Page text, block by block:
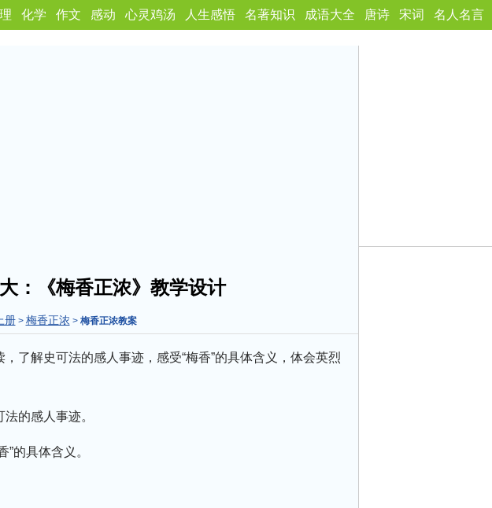
化学 作文 感动 心灵鸡汤 人生感悟 名著知识 成语大全 唐诗 宋词 名人名言
：《梅香正浓》教学设计
册> 梅香正浓 > 梅香正浓教案
，了解史可法的感人事迹，感受“梅香”的具体含义，体会英烈
的感人事迹。
”的具体含义。